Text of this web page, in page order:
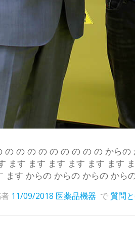
の の の の の の の の の から
ます ます ます ます ます ます
ます からの からの からの か
11/09/2018 医薬品機器 で 質問